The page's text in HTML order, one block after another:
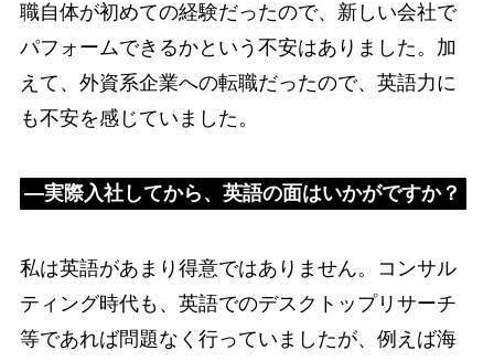
職自体が初めての経験だったので、新しい会社で
パフォームできるかという不安はありました。加
えて、外資系企業への転職だったので、英語力に
も不安を感じていました。
―実際入社してから、英語の面はいかがですか？
私は英語があまり得意ではありません。コンサル
ティング時代も、英語でのデスクトップリサーチ
等であれば問題なく行っていましたが、例えば海